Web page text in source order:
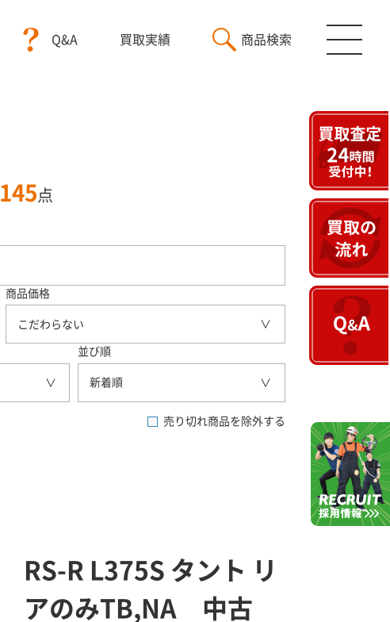
Q&A 買取実績 商品検索
145 点
商品価格
こだわらない
並び順
新着順
売り切れ商品を除外する
RS-R L375S タント リ
アのみTB,NA 中古